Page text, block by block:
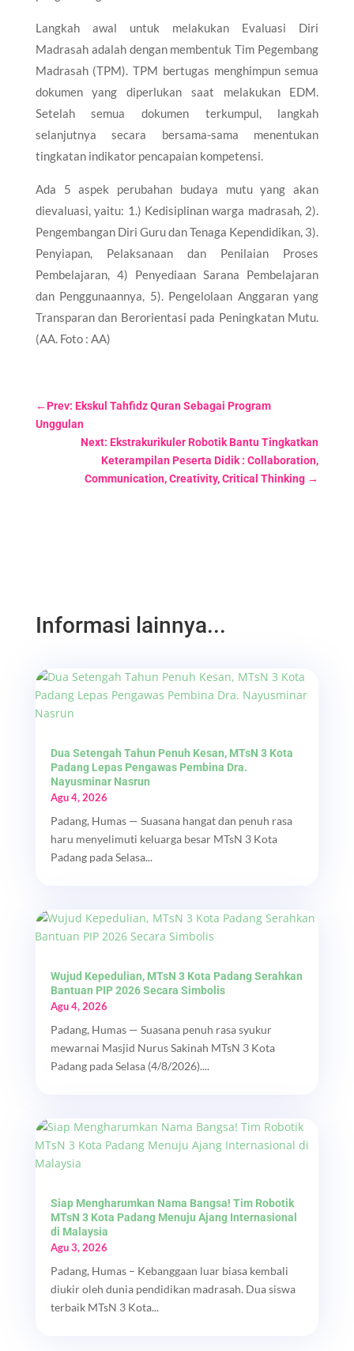
Langkah awal untuk melakukan Evaluasi Diri
Madrasah adalah dengan membentuk Tim Pegembang
Madrasah (TPM). TPM bertugas menghimpun semua
dokumen yang diperlukan saat melakukan EDM.
Setelah semua dokumen terkumpul, langkah
selanjutnya secara bersama-sama menentukan
tingkatan indikator pencapaian kompetensi.
Ada 5 aspek perubahan budaya mutu yang akan
dievaluasi, yaitu: 1.) Kedisiplinan warga madrasah, 2).
Pengembangan Diri Guru dan Tenaga Kependidikan, 3).
Penyiapan, Pelaksanaan dan Penilaian Proses
Pembelajaran, 4) Penyediaan Sarana Pembelajaran
dan Penggunaannya, 5). Pengelolaan Anggaran yang
Transparan dan Berorientasi pada Peningkatan Mutu.
(AA. Foto : AA)
←Prev: Ekskul Tahfidz Quran Sebagai Program
Unggulan
Next: Ekstrakurikuler Robotik Bantu Tingkatkan
Keterampilan Peserta Didik : Collaboration,
Communication, Creativity, Critical Thinking →
Informasi lainnya...
Dua Setengah Tahun Penuh Kesan, MTsN 3 Kota
Padang Lepas Pengawas Pembina Dra.
Nayusminar Nasrun
Agu 4, 2026
Padang, Humas — Suasana hangat dan penuh rasa
haru menyelimuti keluarga besar MTsN 3 Kota
Padang pada Selasa...
Wujud Kepedulian, MTsN 3 Kota Padang Serahkan
Bantuan PIP 2026 Secara Simbolis
Agu 4, 2026
Padang, Humas — Suasana penuh rasa syukur
mewarnai Masjid Nurus Sakinah MTsN 3 Kota
Padang pada Selasa (4/8/2026)....
Siap Mengharumkan Nama Bangsa! Tim Robotik
MTsN 3 Kota Padang Menuju Ajang Internasional
di Malaysia
Agu 3, 2026
Padang, Humas – Kebanggaan luar biasa kembali
diukir oleh dunia pendidikan madrasah. Dua siswa
terbaik MTsN 3 Kota...